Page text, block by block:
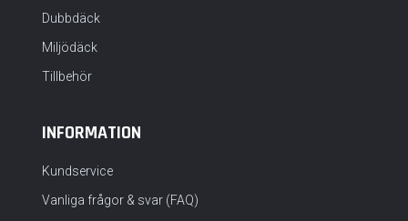
Dubbdäck
Miljödäck
Tillbehör
INFORMATION
Kundservice
Vanliga frågor & svar (FAQ)